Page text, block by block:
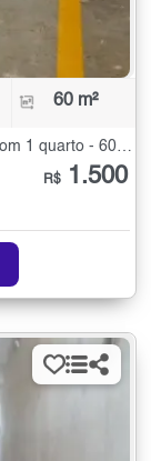
60 m²
Casa Térrea para Alugar na Vila Paulistana com 1 quarto - 60 m²
R$ 1.500